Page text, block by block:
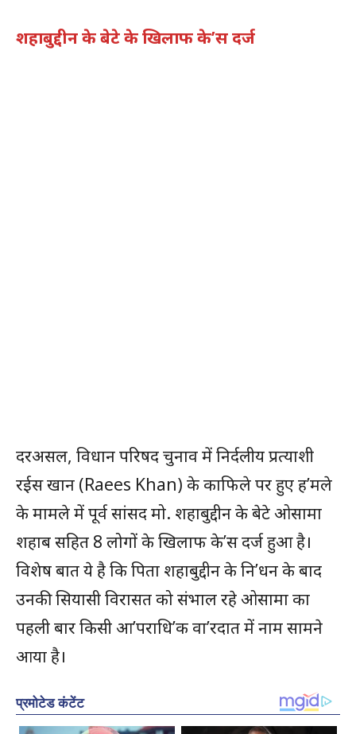
शहाबुद्दीन के बेटे के खिलाफ के’स दर्ज
दरअसल, विधान परिषद चुनाव में निर्दलीय प्रत्याशी
रईस खान (Raees Khan) के काफिले पर हुए ह’मले
के मामले में पूर्व सांसद मो. शहाबुद्दीन के बेटे ओसामा
शहाब सहित 8 लोगों के खिलाफ के’स दर्ज हुआ है।
विशेष बात ये है कि पिता शहाबुद्दीन के नि’धन के बाद
उनकी सियासी विरासत को संभाल रहे ओसामा का
पहली बार किसी आ’पराधि’क वा’रदात में नाम सामने
आया है।